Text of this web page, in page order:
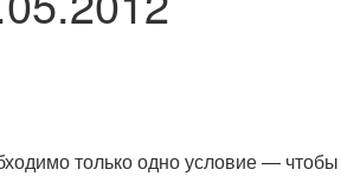
только одно условие — чтобы